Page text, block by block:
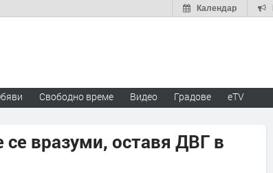
Календар
Свободно време Видео Градове eTV
вразуми, оставя ДВГ в